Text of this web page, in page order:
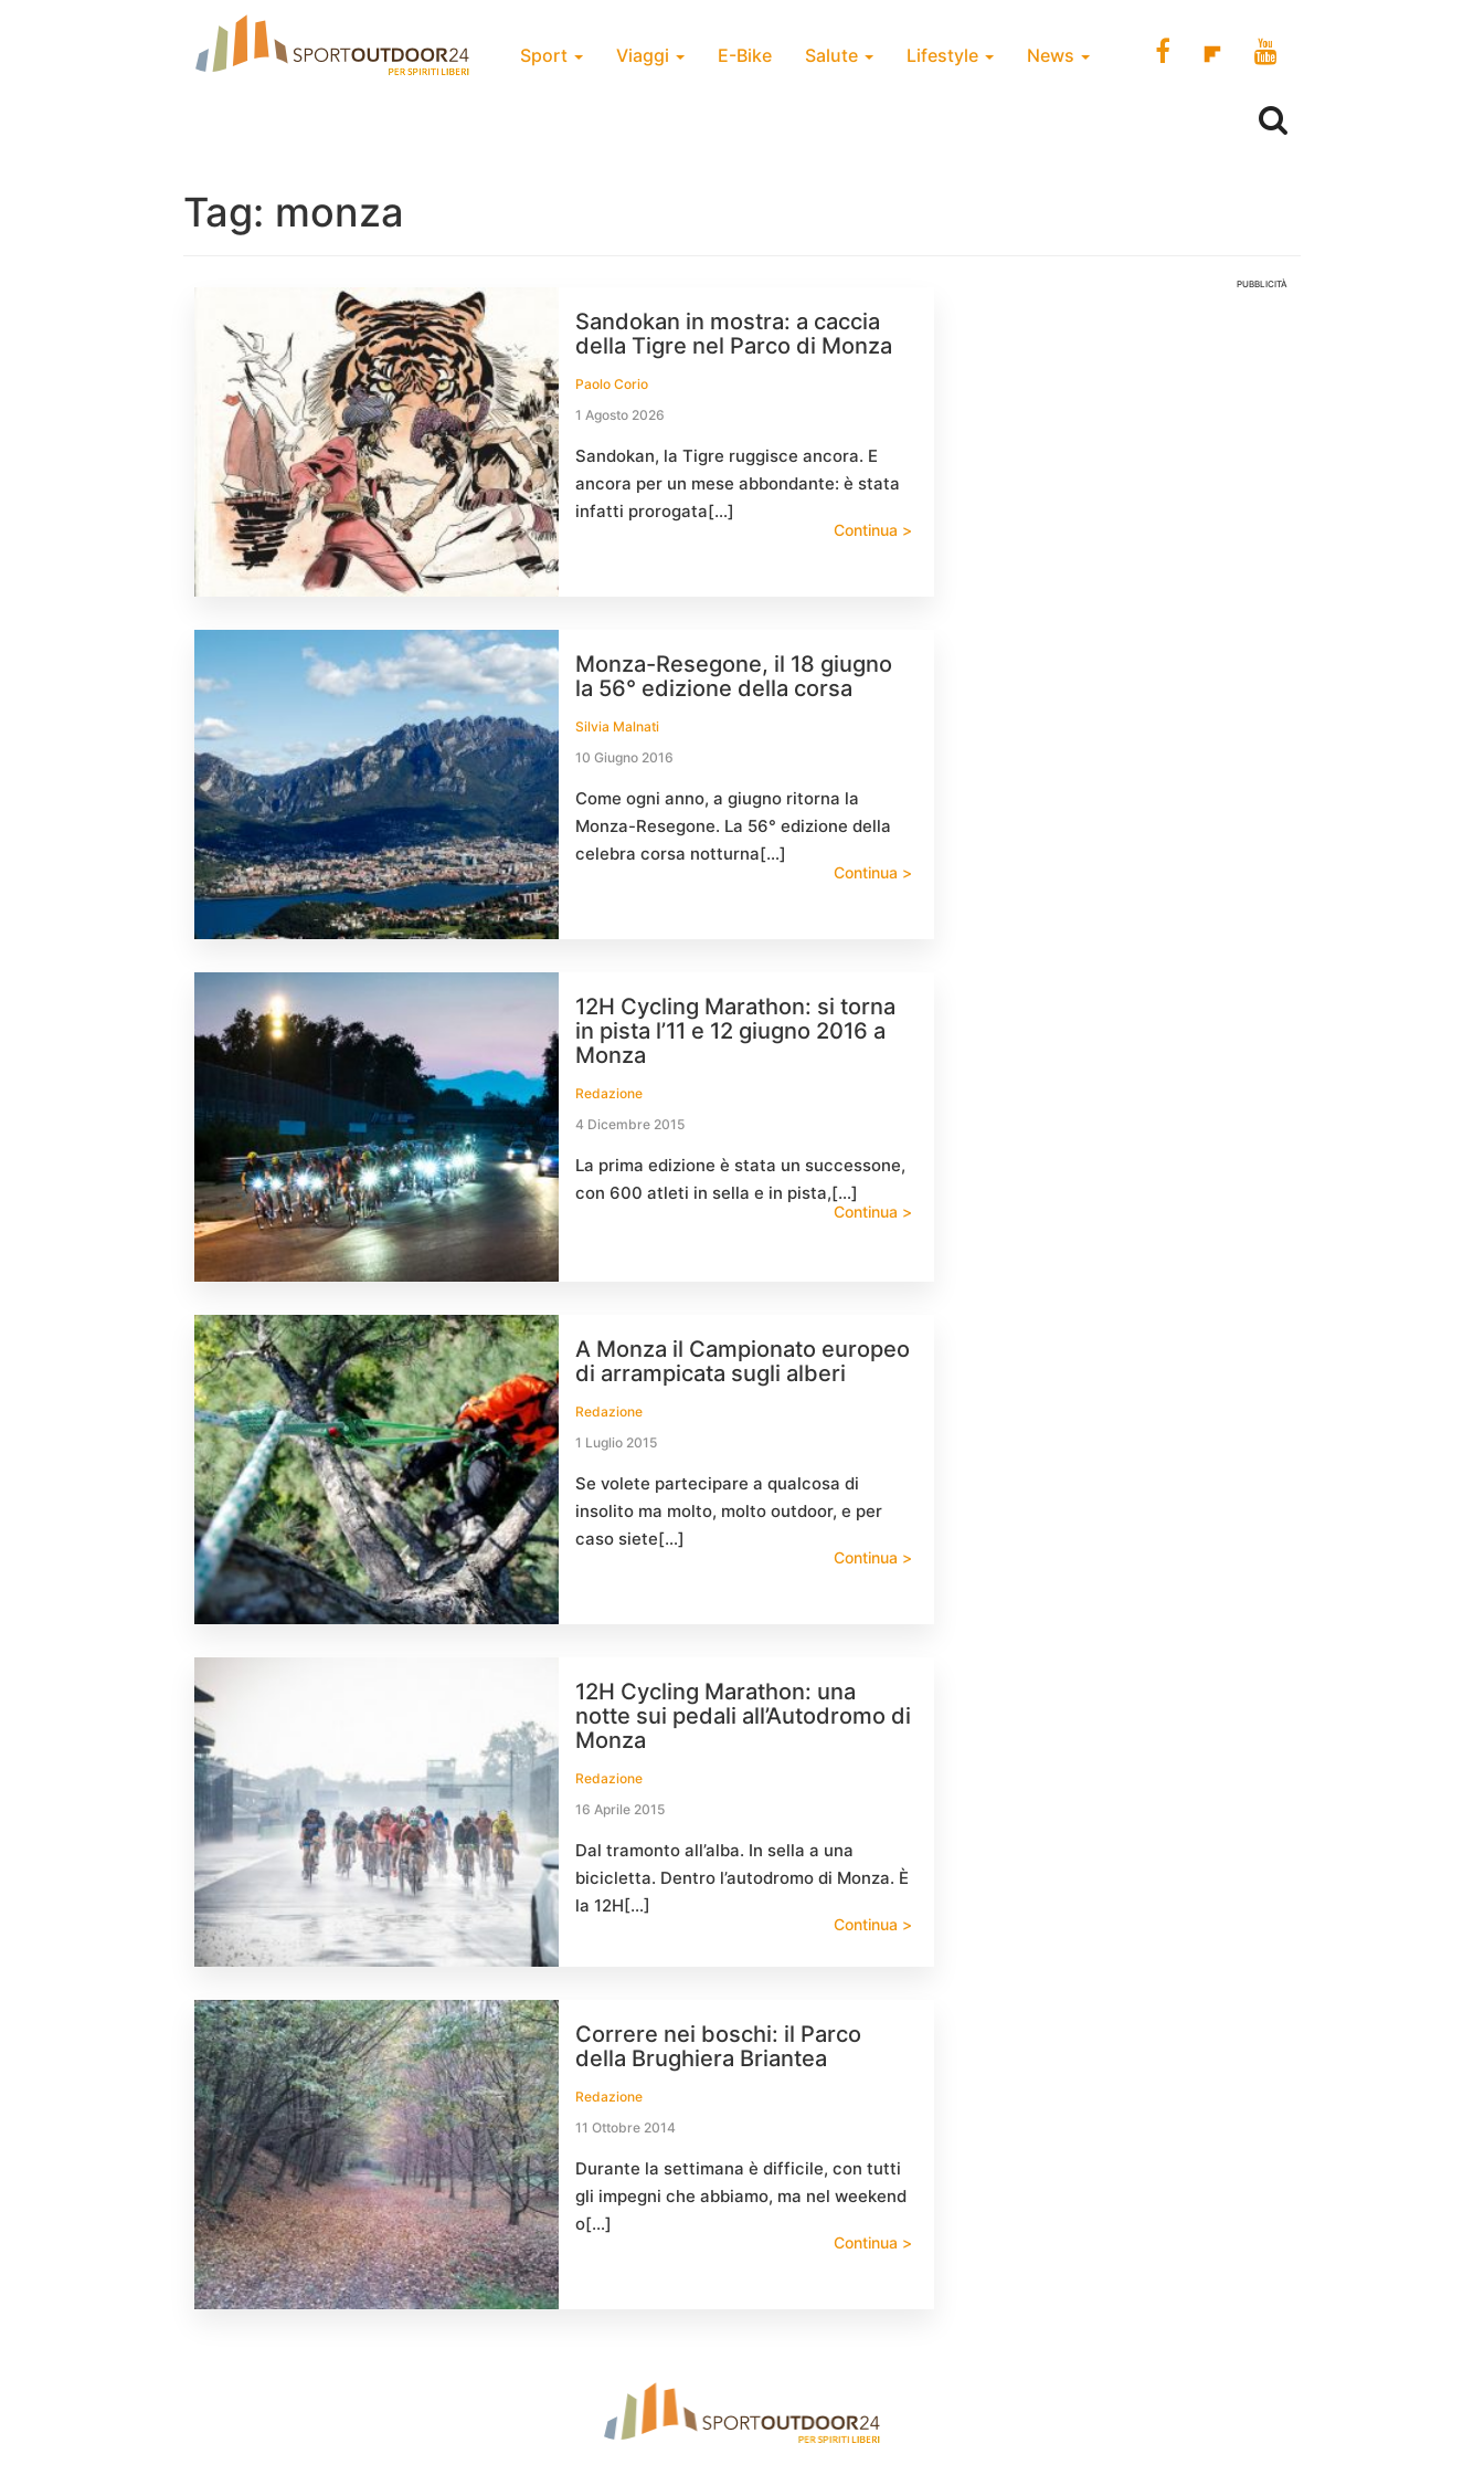
Sport Viaggi E-Bike Salute Lifestyle News
Tag: monza
Sandokan in mostra: a caccia
della Tigre nel Parco di Monza
Paolo Corio
1 Agosto 2026
Sandokan, la Tigre ruggisce ancora. E
ancora per un mese abbondante: è stata
infatti prorogata[…]
Continua >
Monza-Resegone, il 18 giugno
la 56° edizione della corsa
Silvia Malnati
10 Giugno 2016
Come ogni anno, a giugno ritorna la
Monza-Resegone. La 56° edizione della
celebra corsa notturna[…]
Continua >
12H Cycling Marathon: si torna
in pista l’11 e 12 giugno 2016 a
Monza
Redazione
4 Dicembre 2015
La prima edizione è stata un successone,
con 600 atleti in sella e in pista,[…]
Continua >
A Monza il Campionato europeo
di arrampicata sugli alberi
Redazione
1 Luglio 2015
Se volete partecipare a qualcosa di
insolito ma molto, molto outdoor, e per
caso siete[…]
Continua >
12H Cycling Marathon: una
notte sui pedali all’Autodromo di
Monza
Redazione
16 Aprile 2015
Dal tramonto all’alba. In sella a una
bicicletta. Dentro l’autodromo di Monza. È
la 12H[…]
Continua >
Correre nei boschi: il Parco
della Brughiera Briantea
Redazione
11 Ottobre 2014
Durante la settimana è difficile, con tutti
gli impegni che abbiamo, ma nel weekend
o[…]
Continua >
PUBBLICITÀ